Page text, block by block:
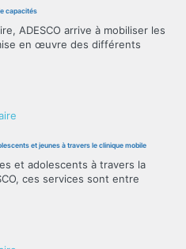
les
violences
basées
contre
les
IST/VIH-
SIDA,
capacités
ADESCO arrive à mobiliser les
en œuvre des différents
Communautaire
Renforcement
de
et jeunes à travers le clinique mobile
et adolescents à travers la
ces services sont entre